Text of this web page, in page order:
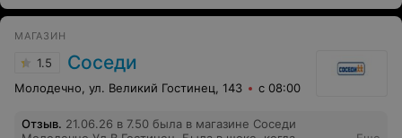
МАГАЗИН
1.5 Соседи
Молодечно, ул. Великий Гостинец, 143 с 08:00
Отзыв. 21.06.26 в 7.50 была в магазине Соседи